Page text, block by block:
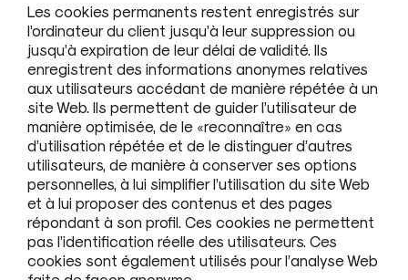
Les cookies permanents restent enregistrés sur
l’ordinateur du client jusqu’à leur suppression ou
jusqu’à expiration de leur délai de validité. Ils
enregistrent des informations anonymes relatives
aux utilisateurs accédant de manière répétée à un
site Web. Ils permettent de guider l’utilisateur de
manière optimisée, de le «reconnaître» en cas
d’utilisation répétée et de le distinguer d’autres
utilisateurs, de manière à conserver ses options
personnelles, à lui simplifier l’utilisation du site Web
et à lui proposer des contenus et des pages
répondant à son profil. Ces cookies ne permettent
pas l’identification réelle des utilisateurs. Ces
cookies sont également utilisés pour l’analyse Web